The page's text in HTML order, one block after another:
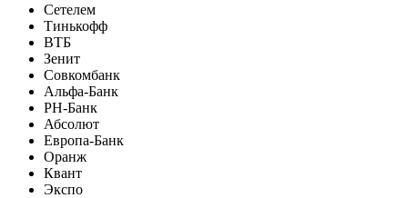
Сетелем
Тинькофф
ВТБ
Зенит
Совкомбанк
Альфа-Банк
РН-Банк
Абсолют
Европа-Банк
Оранж
Квант
Экспо